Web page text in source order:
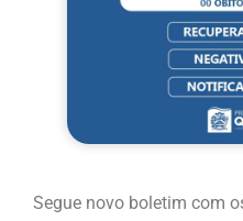
Segue novo boletim com